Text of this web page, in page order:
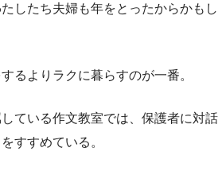
したち夫婦も年をとったからかもし
るよりラクに暮らすのが一番。
ている作文教室では、保護者に対話
すすめている。